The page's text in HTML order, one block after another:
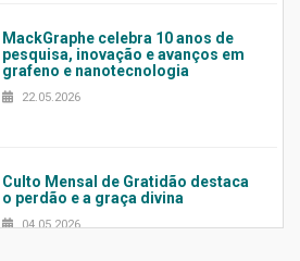
MackGraphe celebra 10 anos de
pesquisa, inovação e avanços em
grafeno e nanotecnologia
22.05.2026
Culto Mensal de Gratidão destaca
o perdão e a graça divina
04.05.2026